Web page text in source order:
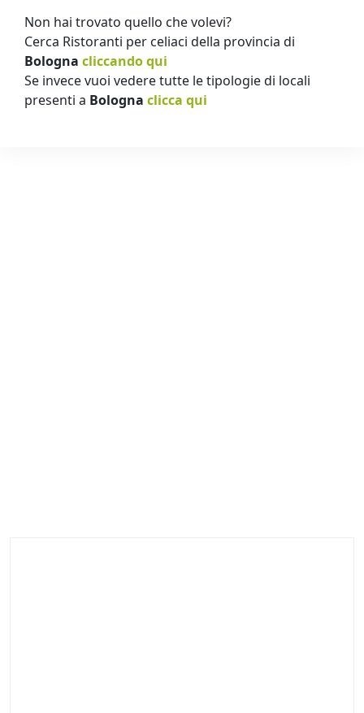
Non hai trovato quello che volevi?
Cerca Ristoranti per celiaci della provincia di
Bologna cliccando qui
Se invece vuoi vedere tutte le tipologie di locali
presenti a Bologna clicca qui